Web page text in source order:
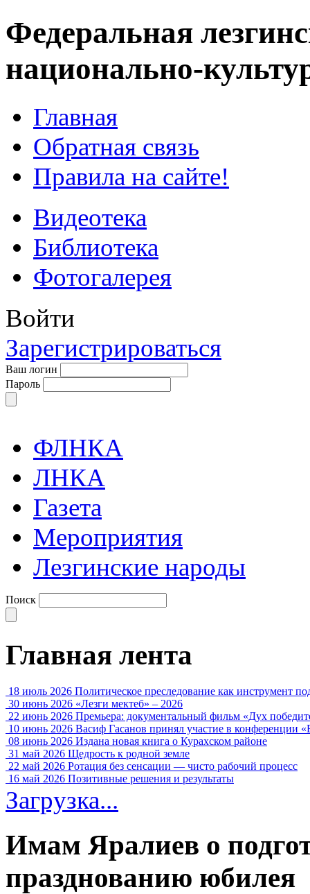
Федеральная
национально-
Главная
Обратная связь
Правила на сайте!
Видеотека
Библиотека
Фотогалерея
Войти
Зарегистрироваться
Ваш логин
Пароль
ФЛНКА
ЛНКА
Газета
Мероприятия
Лезгинские народы
Поиск
Главная лента
18 июль 2026 Политическое преследование как инструмент
30 июнь 2026 «Лезги мектеб» – 2026
22 июнь 2026 Премьера: документальный фильм «Дух
10 июнь 2026 Васиф Гасанов принял участие в конференции
08 июнь 2026 Издана новая книга о Курахском районе
31 май 2026 Щедрость к родной земле
22 май 2026 Ротация без сенсации — чисто рабочий процесс
16 май 2026 Позитивные решения и результаты
Загрузка...
Имам Яралиев о
празднованию юбилея